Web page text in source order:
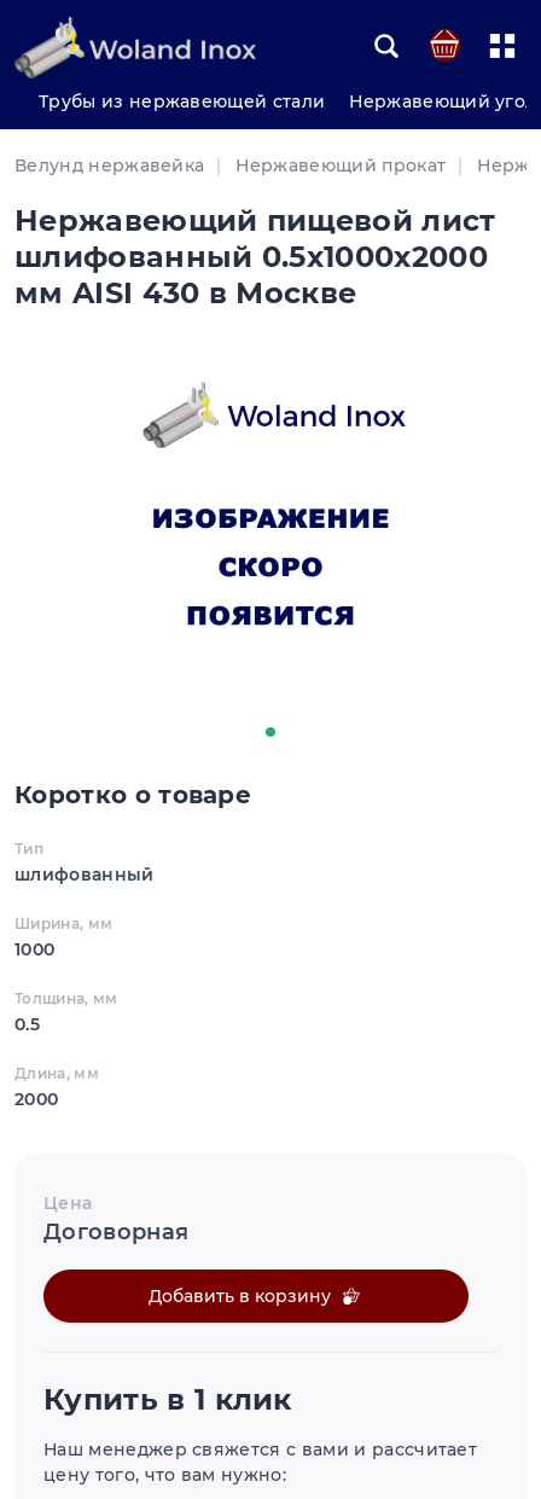
Трубы из нержавеющей стали Нержавеющий
Велунд нержавейка Нержавеющий прокат
Нержавеющий пищевой лист
шлифованный 0.5x1000x2000
мм AISI 430 в Москве
Коротко о товаре
Тип
шлифованный
Ширина, мм
1000
Толщина, мм
0.5
Длина, мм
2000
Цена
Договорная
Добавить в корзину
Купить в 1 клик
Наш менеджер свяжется с вами и рассчитает
цену того, что вам нужно: